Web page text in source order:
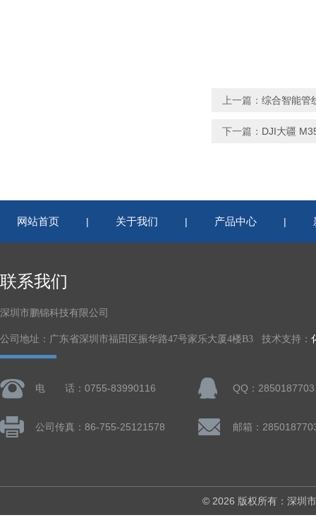
上一篇： 综合智能管
下一篇： DJI大疆
网站首页 | 关于我们 | 产品中心 |
联系我们
深圳市鹏锦科技有限公司
公司地址：广东省深圳市福田区振华路47号家乐大厦4楼B3 技术支持：
电 话：0755-83990116 QQ：2850187703
公司传真：86-755-25121578 邮箱：
© 2026 版权所有：深圳